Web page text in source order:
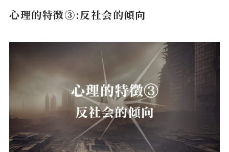
心理的特徴③:反社会的傾向